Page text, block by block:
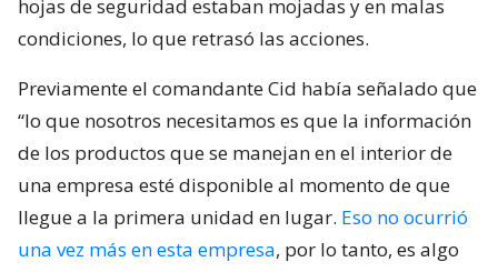
hojas de seguridad estaban mojadas y en malas
condiciones, lo que retrasó las acciones.
Previamente el comandante Cid había señalado que
“lo que nosotros necesitamos es que la información
de los productos que se manejan en el interior de
una empresa esté disponible al momento de que
llegue a la primera unidad en lugar. Eso no ocurrió
una vez más en esta empresa, por lo tanto, es algo